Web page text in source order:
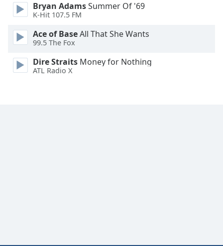
Edge
Style
Font
Family
Bryan AdamsSummer Of '69
K-Hit 107.5 FM
Ace of BaseAll That She Wants
99.5 The Fox
Dire Straits Money for Nothing
ATL Radio X